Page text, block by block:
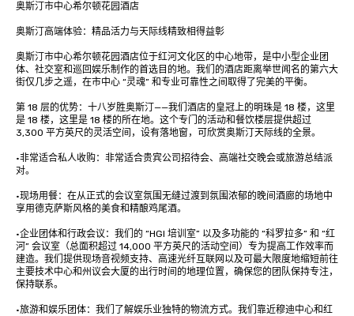
奥斯汀市中心希尔顿花园酒店
奥斯汀高端体验：精品活力与天际线精致相得益彰
奥斯汀市中心希尔顿花园酒店位于红河文化区的中心地带，是中小型企业团
体、社交室和巡回娱乐制作的首选目的地。我们的酒店距离举世闻名的第六大
街仅几步之遥，在市中心 “灵魂” 和专业可靠性之间取得了完美的平衡。
第 18 层的优势：十八岁胜奥斯汀——我们酒店的皇冠上的明珠是 18 楼，这里
是 18 楼，这里是 18 楼的所在地。这个专门的活动和餐饮楼层提供超过
3,300 平方英尺的灵活空间，设有落地窗，可欣赏奥斯汀天际线的全景。
•非常适合私人收购：非常适合贵宾公司招待会、高端社交晚会或旅游总结派
对。
•现场用餐：在从正式的会议室氛围无缝过渡到氛围浓郁的晚间酒廊的场地中
享用德克萨斯风格的美食和精酿鸡尾酒。
•企业团体和行政会议：我们的 “HGI 培训室” 以及多功能的 “科罗拉多” 和 “红
河” 会议室（总面积超过 14,000 平方英尺的活动空间）专为提高工作效率而
建造。我们提供现场音视频支持、高速光纤互联网以及可最大限度地缩短前往
主要技术中心和州议会大厦的出行时间的地理位置，确保您的团队保持专注，
保持联系。
•旅游和娱乐团体：我们了解娱乐业独特的物流方式。我们靠近穆迪中心和红